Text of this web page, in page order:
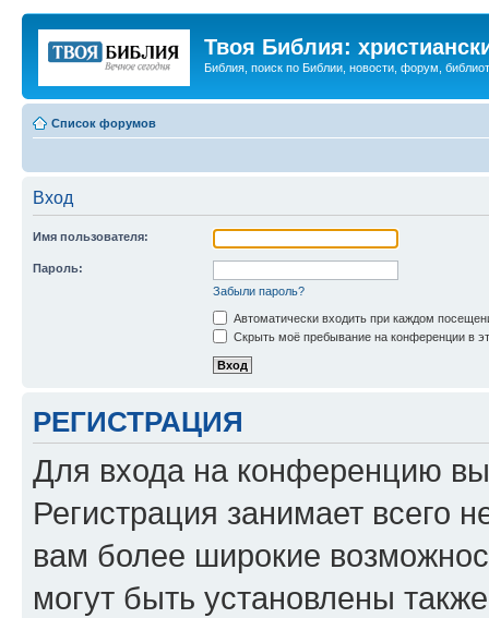
Твоя Библия:
Библия, поиск по Библии, новости, форум,
Список форумов
Вход
Имя пользователя:
Пароль:
Забыли пароль?
Автоматически входить при каждом
Скрыть моё пребывание на конференции в
РЕГИСТРАЦИЯ
Для входа на конференцию
Регистрация занимает всего
вам более широкие
могут быть установлены